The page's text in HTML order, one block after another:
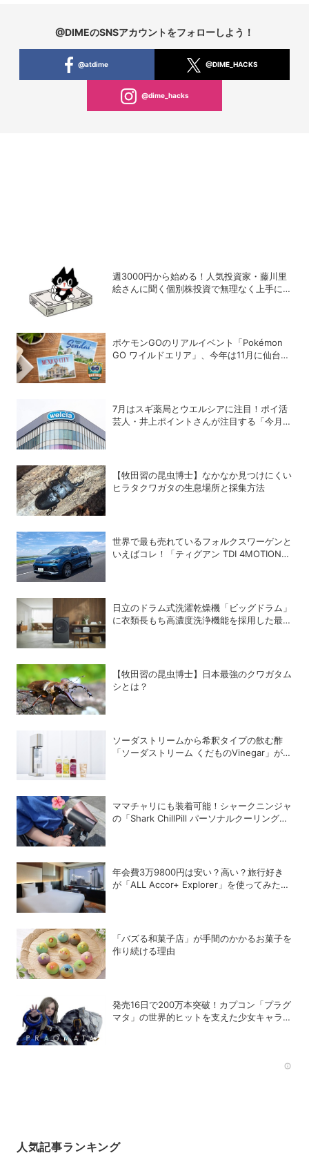
@DIMEのSNSアカウントをフォローしよう！
@atdime @DIME_HACKS
@dime_hacks
週3000円から始める！人気投資家・藤川里
絵さんに聞く個別株投資で無理なく上手に稼
ポケモンGOのリアルイベント「Pokémon
GO ワイルドエリア」、今年は11月に仙台と
7月はスギ薬局とウエルシアに注目！ポイ活
芸人・井上ポイントさんが注目する「今月の
【牧田習の昆虫博士】なかなか見つけにくい
ヒラタクワガタの生息場所と採集方法
世界で最も売れているフォルクスワーゲンと
いえばコレ！「ティグアン TDI 4MOTION
日立のドラム式洗濯乾燥機「ビッグドラム」
に衣類長もち高濃度洗浄機能を採用した最新
【牧田習の昆虫博士】日本最強のクワガタム
シとは？
ソーダストリームから希釈タイプの飲む酢
「ソーダストリーム くだものVinegar」が登
ママチャリにも装着可能！シャークニンジャ
の「Shark ChillPill パーソナルクーリングフ
年会費3万9800円は安い？高い？旅行好き
が「ALL Accor+ Explorer」を使ってみたら
「バズる和菓子店」が手間のかかるお菓子を
作り続ける理由
発売16日で200万本突破！カプコン「プラグ
マタ」の世界的ヒットを支えた少女キャラの
人気記事ランキング